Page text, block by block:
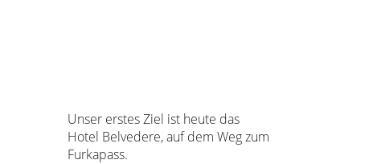
Unser erstes Ziel ist heute das
Hotel Belvedere, auf dem Weg zum
Furkapass.